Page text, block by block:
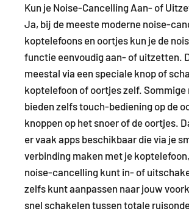
Kun je Noise-Cancelling Aan- of
Ja, bij de meeste moderne noise-
koptelefoons en oortjes kun je de
functie eenvoudig aan- of uitzetten.
meestal via een speciale knop of
koptelefoon of oortjes zelf. Sommige
bieden zelfs touch-bediening op de
knoppen op het snoer of de oortjes.
er vaak apps beschikbaar die via je
verbinding maken met je
noise-cancelling kunt in- of
zelfs kunt aanpassen naar jouw
snel schakelen tussen totale